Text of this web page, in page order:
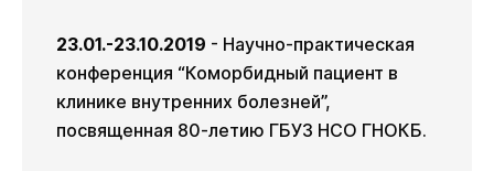
23.01.-23.10.2019 - Научно-практическая
конференция “Коморбидный пациент в
клинике внутренних болезней”,
посвященная 80-летию ГБУЗ НСО ГНОКБ.